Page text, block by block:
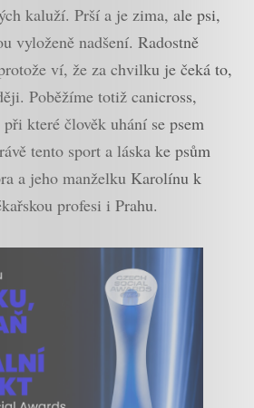
kaluží. Prší a je zima, ale psi,
vyloženě nadšení. Radostně
ví, že za chvilku je čeká to,
Poběžíme totiž canicross,
které člověk uhání se psem
tento sport a láska ke psům
a jeho manželku Karolínu k
profesi i Prahu.